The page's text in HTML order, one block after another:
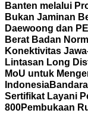
Banten melalui
Bukan Jaminan
Daewoong dan
Berat Badan
Konektivitas
Lintasan Long
MoU untuk
Indonesia
Sertifikat Layani
800Pembukaan